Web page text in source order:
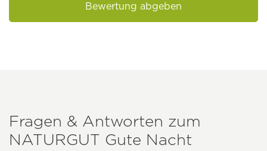
Bewertung abgeben
Fragen & Antworten zum
NATURGUT Gute Nacht